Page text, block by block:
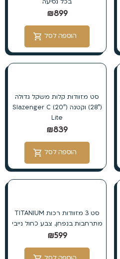
₪899
הוספה לסל
סט מזוודות קלות משקל גדולה
(28″) וקטנה (20″) Slazenger C
Lite
₪839
הוספה לסל
סט 3 מזוודות רכות TITANIUM
מתרחבות בנפחן. צבע כחול נייבי
₪599